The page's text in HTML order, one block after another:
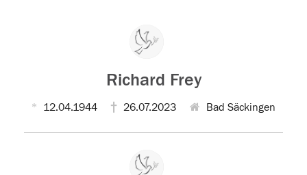
Richard Frey
12.04.1944 26.07.2023 Bad Säckingen